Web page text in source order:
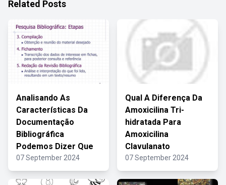
Related Posts
Analisando As
Características Da
Documentação
Bibliográfica
Podemos Dizer Que
07 September 2024
Qual A Diferença Da
Amoxicilina Tri-
hidratada Para
Amoxicilina
Clavulanato
07 September 2024